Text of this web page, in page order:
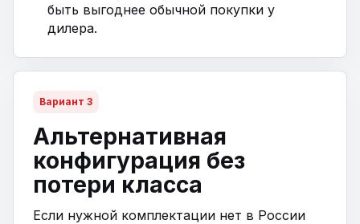
быть выгоднее обычной покупки у
дилера.
Вариант 3
Альтернативная
конфигурация без
потери класса
Если нужной комплектации нет в России